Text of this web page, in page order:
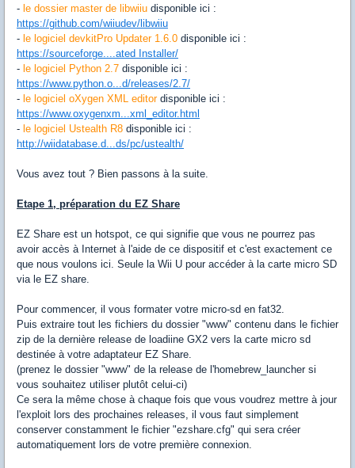
- le dossier master de libwiiu disponible ici :
https://github.com/wiiudev/libwiiu
- le logiciel devkitPro Updater 1.6.0 disponible ici :
https://sourceforge....ated Installer/
- le logiciel Python 2.7 disponible ici :
https://www.python.o...d/releases/2.7/
- le logiciel oXygen XML editordisponible ici :
https://www.oxygenxm...xml_editor.html
- le logiciel Ustealth R8 disponible ici :
http://wiidatabase.d...ds/pc/ustealth/
Vous avez tout ? Bien passons à la suite.
Etape 1, préparation du EZ Share
EZ Share est un hotspot, ce qui signifie que vous ne pourrez pas
avoir accès à Internet à l'aide de ce dispositif et c'est exactement ce
que nous voulons ici. Seule la Wii U pour accéder à la carte micro SD
viale EZ share.
Pour commencer, il vous formater votre micro-sd en fat32.
Puis extraire tout les fichiers du dossier "www" contenu dans le fichier
zip de la dernière release de loadiine GX2 vers la carte micro sd
destinée à votre adaptateur EZ Share.
(prenez le dossier "www" de la release de l'homebrew_launcher si
vous souhaitez utiliser plutôt celui-ci)
Ce sera la même chose à chaque fois que vous voudrez mettre à jour
l'exploit lors des prochaines releases, il vous faut simplement
conserver constamment le fichier "ezshare.cfg" qui sera créer
automatiquement lors de votre première connexion.